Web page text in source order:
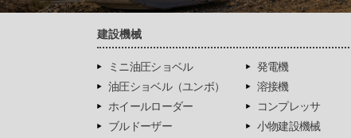
建設機械
ミニ油圧ショベル
油圧ショベル（ユンボ）
ホイールローダー
ブルドーザー
発電機
溶接機
コンプレッサ
小物建設機械